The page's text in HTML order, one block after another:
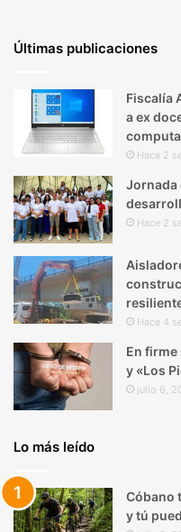
Últimas publicaciones
Fiscalía
a ex
Hace 2
Jornada
Hace 2
Hace 4
En
y «Los
julio 6,
Lo más leído
Cóbano
y tú